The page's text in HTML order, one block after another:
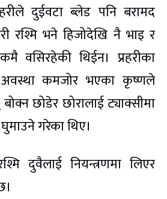
दुईवटा ब्लेड पनि बरामद
रश्मि भने हिजोदेखि नै भाइ र
वसिरहेकी थिईन। प्रहरीका
कमजोर भएका कृष्णले
छोडेर छोरालाई ट्याक्सीमा
घुमाउने गरेका थिए।
दुवैलाई नियन्त्रणमा लिएर